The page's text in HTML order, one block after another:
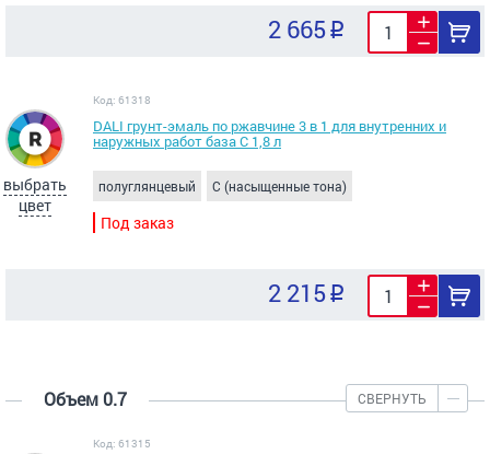
2 665
выбрать
цвет
Код: 61318
DALI грунт-эмаль по ржавчине 3 в 1 для внутренних и
наружных работ база C 1,8 л
полуглянцевый C (насыщенные тона)
Под заказ
2 215
Объем 0.7 СВЕРНУТЬ
Код: 61315